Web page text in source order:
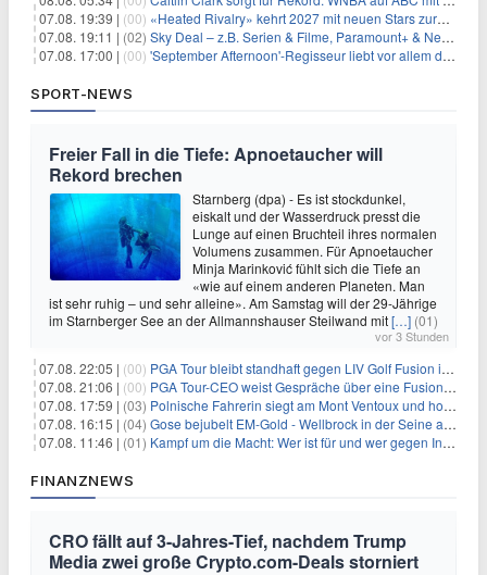
07.08. 19:39 | (00) «Heated Rivalry» kehrt 2027 mit neuen Stars zurück
07.08. 19:11 | (02) Sky Deal – z.B. Serien & Filme, Paramount+ & Netflix für 19,99€/Monat
07.08. 17:00 | (00) 'September Afternoon'-Regisseur liebt vor allem die 'Banalität' in seinen Filmen
SPORT-NEWS
Freier Fall in die Tiefe: Apnoetaucher will
Rekord brechen
Starnberg (dpa) - Es ist stockdunkel,
eiskalt und der Wasserdruck presst die
Lunge auf einen Bruchteil ihres normalen
Volumens zusammen. Für Apnoetaucher
Minja Marinković fühlt sich die Tiefe an
«wie auf einem anderen Planeten. Man
ist sehr ruhig – und sehr alleine». Am Samstag will der 29-Jährige
im Starnberger See an der Allmannshauser Steilwand mit[…] (01)
vor 3 Stunden
07.08. 22:05 | (00) PGA Tour bleibt standhaft gegen LIV Golf Fusion in einem sich wandelnden Sportumfeld
07.08. 21:06 | (00) PGA Tour-CEO weist Gespräche über eine Fusion mit LIV Golf zurück und bekräftigt die Wettbewerbslandschaft
07.08. 17:59 | (03) Polnische Fahrerin siegt am Mont Ventoux und holt Tour-Gelb
07.08. 16:15 | (04) Gose bejubelt EM-Gold - Wellbrock in der Seine ausgebremst
07.08. 11:46 | (01) Kampf um die Macht: Wer ist für und wer gegen Infantino?
FINANZNEWS
CRO fällt auf 3-Jahres-Tief, nachdem Trump
Media zwei große Crypto.com-Deals storniert